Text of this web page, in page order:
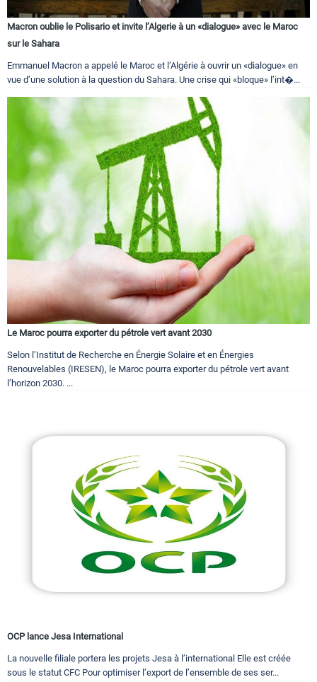
Macron oublie le Polisario et invite l’Algerie à un «dialogue» avec le Maroc
sur le Sahara
Emmanuel Macron a appelé le Maroc et l’Algérie à ouvrir un «dialogue» en
vue d’une solution à la question du Sahara. Une crise qui «bloque» l’int�...
Le Maroc pourra exporter du pétrole vert avant 2030
Selon l’Institut de Recherche en Énergie Solaire et en Énergies
Renouvelables (IRESEN), le Maroc pourra exporter du pétrole vert avant
l’horizon 2030. ...
OCP lance Jesa International
La nouvelle filiale portera les projets Jesa à l’international Elle est créée
sous le statut CFC Pour optimiser l’export de l’ensemble de ses ser...